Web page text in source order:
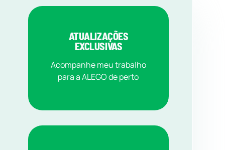
ATUALIZAÇÕES
EXCLUSIVAS
Acompanhe meu trabalho
para a ALEGO de perto